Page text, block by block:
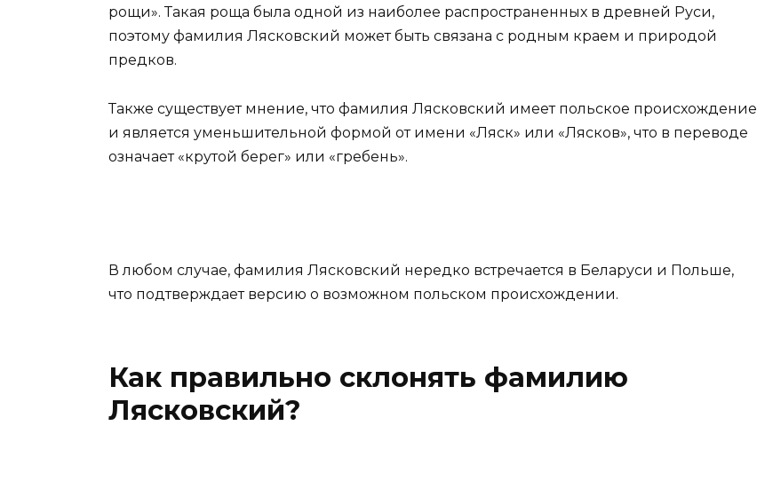
рощи». Такая роща была одной из наиболее распространенных в древней Руси,
поэтому фамилия Лясковский может быть связана с родным краем и природой
предков.
Также существует мнение, что фамилия Лясковский имеет польское происхождение
и является уменьшительной формой от имени «Ляск» или «Лясков», что в переводе
означает «крутой берег» или «гребень».
В любом случае, фамилия Лясковский нередко встречается в Беларуси и Польше,
что подтверждает версию о возможном польском происхождении.
Как правильно склонять фамилию
Лясковский?